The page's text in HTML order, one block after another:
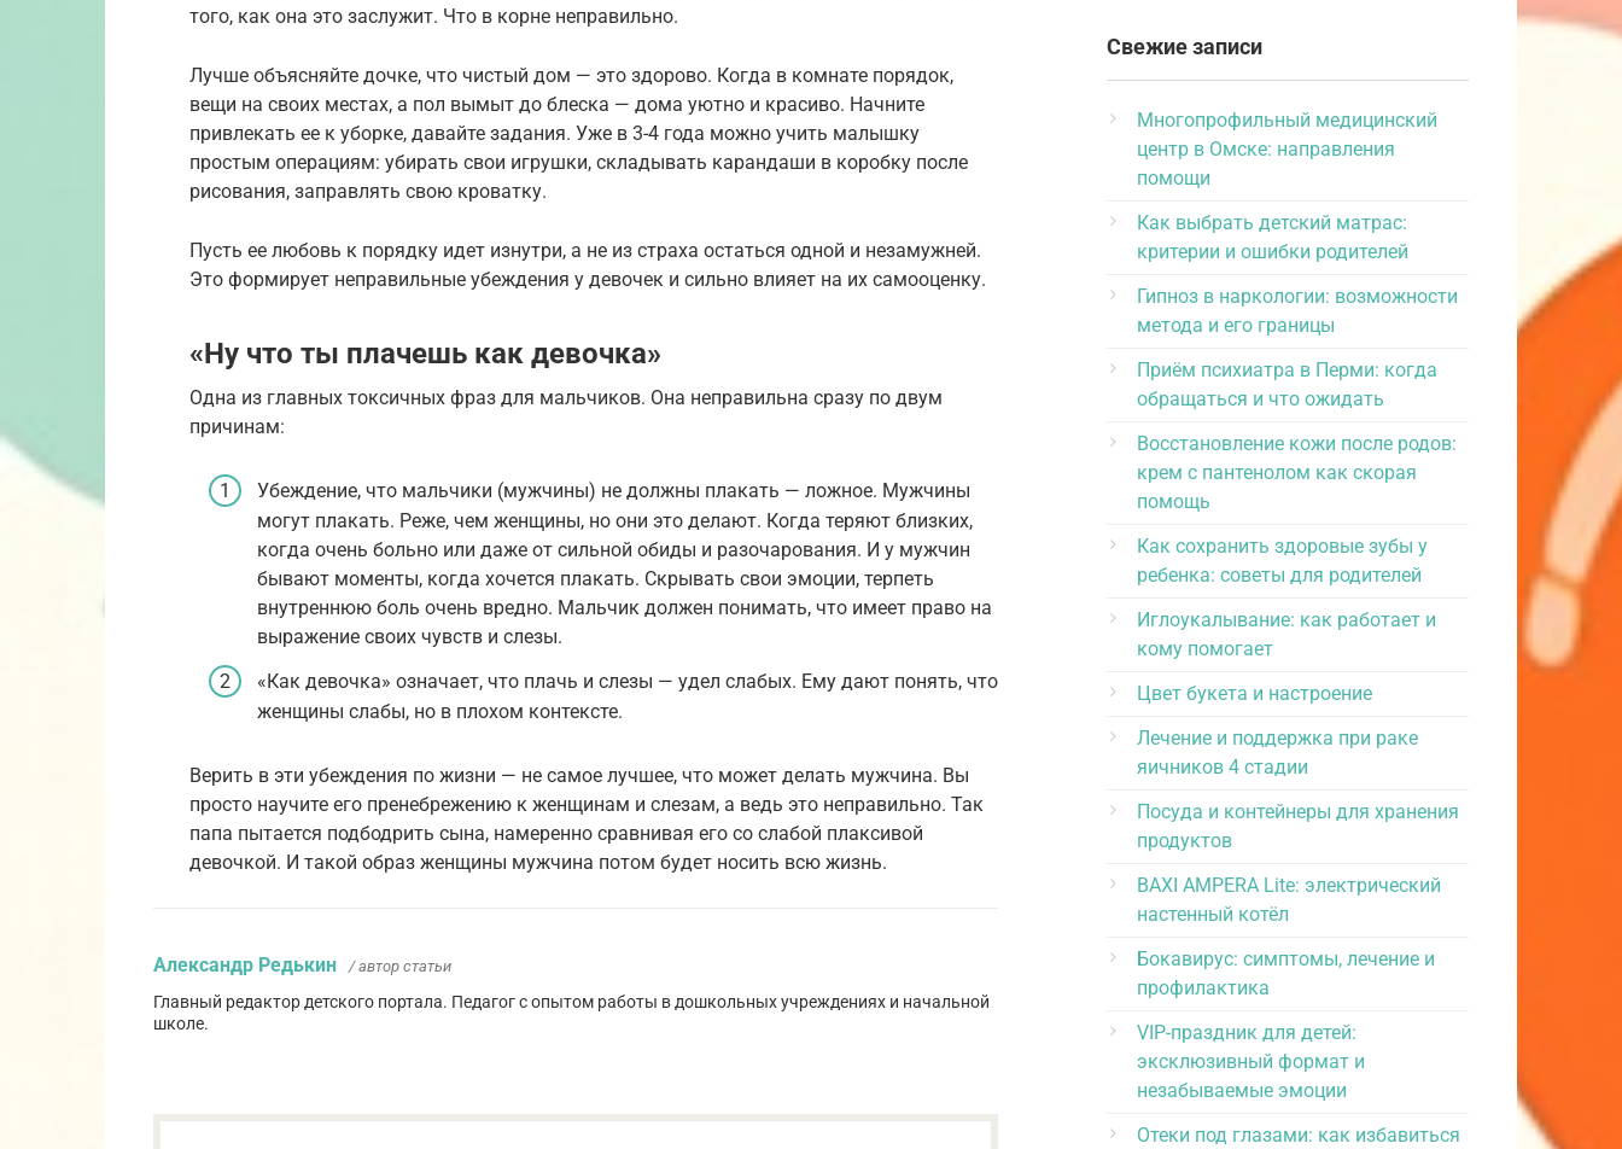
того, как она это заслужит. Что в корне неправильно.
Лучше объясняйте дочке, что чистый дом — это здорово. Когда в комнате порядок,
вещи на своих местах, а пол вымыт до блеска — дома уютно и красиво. Начните
привлекать ее к уборке, давайте задания. Уже в 3-4 года можно учить малышку
простым операциям: убирать свои игрушки, складывать карандаши в коробку после
рисования, заправлять свою кроватку.
Пусть ее любовь к порядку идет изнутри, а не из страха остаться одной и незамужней.
Это формирует неправильные убеждения у девочек и сильно влияет на их самооценку.
«Ну что ты плачешь как девочка»
Одна из главных токсичных фраз для мальчиков. Она неправильна сразу по двум
причинам:
Убеждение, что мальчики (мужчины) не должны плакать — ложное. Мужчины
могут плакать. Реже, чем женщины, но они это делают. Когда теряют близких,
когда очень больно или даже от сильной обиды и разочарования. И у мужчин
бывают моменты, когда хочется плакать. Скрывать свои эмоции, терпеть
внутреннюю боль очень вредно. Мальчик должен понимать, что имеет право на
выражение своих чувств и слезы.
«Как девочка» означает, что плачь и слезы — удел слабых. Ему дают понять, что
женщины слабы, но в плохом контексте.
Верить в эти убеждения по жизни — не самое лучшее, что может делать мужчина. Вы
просто научите его пренебрежению к женщинам и слезам, а ведь это неправильно. Так
папа пытается подбодрить сына, намеренно сравнивая его со слабой плаксивой
девочкой. И такой образ женщины мужчина потом будет носить всю жизнь.
Александр Редькин / автор статьи
Главный редактор детского портала. Педагог с опытом работы в дошкольных учреждениях и начальной
школе.
Свежие записи
Многопрофильный медицинский
центр в Омске: направления
помощи
Как выбрать детский матрас:
критерии и ошибки родителей
Гипноз в наркологии: возможности
метода и его границы
Приём психиатра в Перми: когда
обращаться и что ожидать
Восстановление кожи после родов:
крем с пантенолом как скорая
помощь
Как сохранить здоровые зубы у
ребенка: советы для родителей
Иглоукалывание: как работает и
кому помогает
Цвет букета и настроение
Лечение и поддержка при раке
яичников 4 стадии
Посуда и контейнеры для хранения
продуктов
BAXI AMPERA Lite: электрический
настенный котёл
Бокавирус: симптомы, лечение и
профилактика
VIP-праздник для детей:
эксклюзивный формат и
незабываемые эмоции
Отеки под глазами: как избавиться